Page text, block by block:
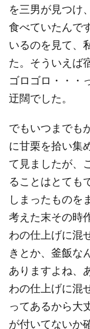
を三男が見つけ
食べていたんで
いるのを見て、
た。そういえば
ゴロゴロ・・・
迂闊でした。
でもいつまでも
に甘栗を拾い集
て見ましたが、
ることはとても
しまったものを
考えた末その時
わの仕上げに混
きとか、釜飯な
ありますよね、
わの仕上げに混
ってあるから大
が付いてないか